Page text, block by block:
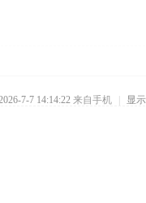
7-7 14:14:22 来自手机 显